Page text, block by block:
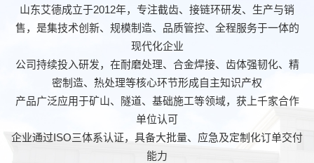
山东艾德成立于2012年，专注截齿、接链环研发、生产与销
售，是集技术创新、规模制造、品质管控、全程服务于一体的
现代化企业
公司持续投入研发，在耐磨处理、合金焊接、齿体强韧化、精
密制造、热处理等核心环节形成自主知识产权
产品广泛应用于矿山、隧道、基础施工等领域，获上千家合作
单位认可
企业通过ISO三体系认证，具备大批量、应急及定制化订单交付
能力